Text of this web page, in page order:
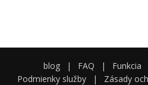
blog | FAQ | Funkcia
Podmienky služby
| Zásady